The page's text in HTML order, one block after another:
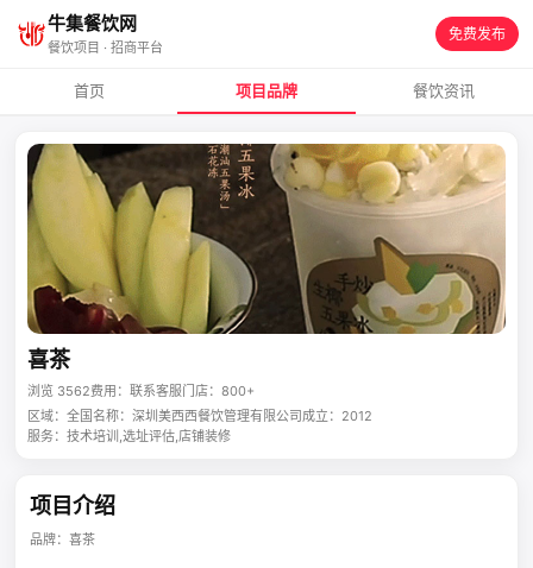
牛集餐饮网
餐饮项目 · 招商平台
免费发布
首页 项目品牌 餐饮资讯
喜茶
浏览 3562费用：联系客服门店：800+
区域：全国 名称：深圳美西西餐饮管理有限公司成立：2012
服务：技术培训,选址评估,店铺装修
项目介绍
品牌：喜茶